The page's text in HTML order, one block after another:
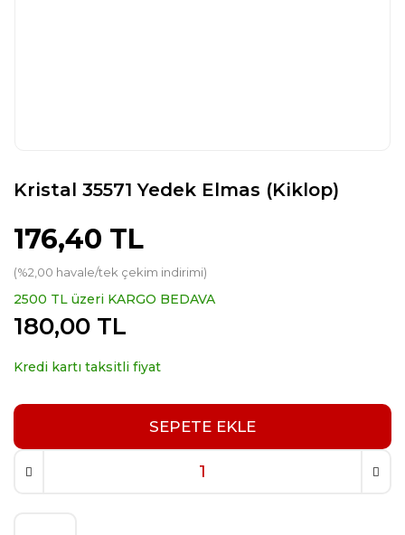
Kristal 35571 Yedek Elmas (Kiklop)
176,40 TL
(%2,00 havale/tek çekim indirimi)
2500 TL üzeri KARGO BEDAVA
180,00 TL
Kredi kartı taksitli fiyat
SEPETE EKLE